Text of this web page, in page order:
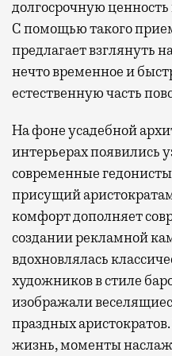
долгосрочную
С помощью такого
предлагает взглянуть
нечто временное и
естественную часть
На фоне усадебной
интерьерах появились
современные
присущий
комфорт дополняет
создании рекламной
вдохновлялась
художников в стиле
изображали
праздных
жизнь, моменты